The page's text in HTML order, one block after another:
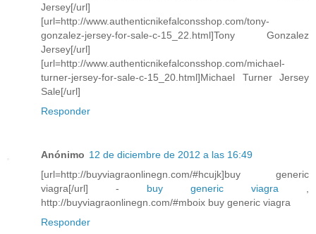
Jersey[/url]
[url=http://www.authenticnikefalconsshop.com/tony-
gonzalez-jersey-for-sale-c-15_22.html]Tony Gonzalez
Jersey[/url]
[url=http://www.authenticnikefalconsshop.com/michael-
turner-jersey-for-sale-c-15_20.html]Michael Turner Jersey
Sale[/url]
Responder
Anónimo 12 de diciembre de 2012 a las 16:49
[url=http://buyviagraonlinegn.com/#hcujk]buy generic
viagra[/url] - buy generic viagra
http://buyviagraonlinegn.com/#mboix buy generic viagra
Responder